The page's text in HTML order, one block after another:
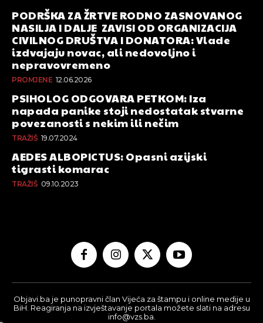
PODRŠKA ZA ŽRTVE RODNO ZASNOVANOG
NASILJA I DALJE ZAVISI OD ORGANIZACIJA
CIVILNOG DRUŠTVA I DONATORA: Vlade
izdvajaju novac, ali nedovoljno i
nepravovremeno
PROMJENE 12.06.2026
PSIHOLOG ODGOVARA PETKOM: Iza
napada panike stoji nedostatak stvarne
povezanosti s nekim ili nečim
TRAŽIŠ 19.07.2024
AEDES ALBOPICTUS: Opasni azijski
tigrasti komarac
TRAŽIŠ 09.10.2023
Objavi.ba je punopravni član Vijeća za štampu i online medije u
BiH. Reagiranja na izvještavanje portala možete slati na adresu
info@vzs.ba.